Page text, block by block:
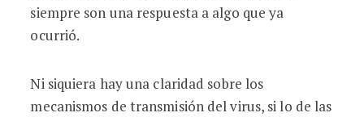
siempre son una respuesta a algo que ya
ocurrió.
Ni siquiera hay una claridad sobre los
mecanismos de transmisión del virus, si lo de las